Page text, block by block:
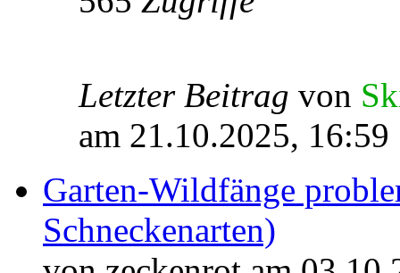
Letzter Beitrag von
am 21.10.2025, 16:59
Garten-Wildfänge
Schneckenarten)